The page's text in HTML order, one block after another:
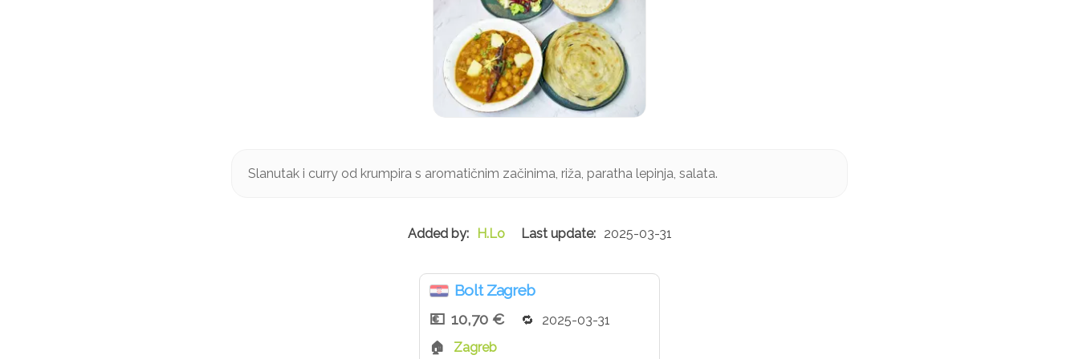
Slanutak i curry od krumpira s aromatičnim začinima, riža, paratha lepinja, salata.
H.Lo 2025-03-31
Bolt Zagreb
10,70 €
2025-03-31
Zagreb